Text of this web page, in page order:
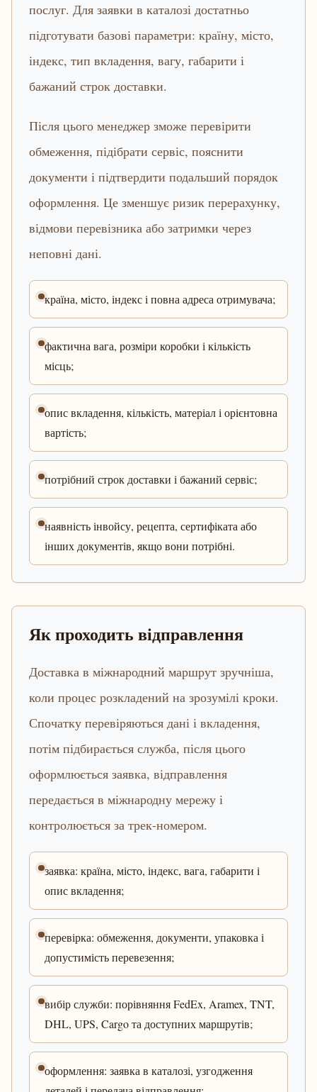
послуг. Для заявки в каталозі достатньо
підготувати базові параметри: країну, місто,
індекс, тип вкладення, вагу, габарити і
бажаний строк доставки.
Після цього менеджер зможе перевірити
обмеження, підібрати сервіс, пояснити
документи і підтвердити подальший порядок
оформлення. Це зменшує ризик перерахунку,
відмови перевізника або затримки через
неповні дані.
країна, місто, індекс і повна адреса отримувача;
фактична вага, розміри коробки і кількість
місць;
опис вкладення, кількість, матеріал і орієнтовна
вартість;
потрібний строк доставки і бажаний сервіс;
наявність інвойсу, рецепта, сертифіката або
інших документів, якщо вони потрібні.
Як проходить відправлення
Доставка в міжнародний маршрут зручніша,
коли процес розкладений на зрозумілі кроки.
Спочатку перевіряються дані і вкладення,
потім підбирається служба, після цього
оформлюється заявка, відправлення
передається в міжнародну мережу і
контролюється за трек-номером.
заявка: країна, місто, індекс, вага, габарити і
опис вкладення;
перевірка: обмеження, документи, упаковка і
допустимість перевезення;
вибір служби: порівняння FedEx, Aramex, TNT,
DHL, UPS, Cargo та доступних маршрутів;
оформлення: заявка в каталозі, узгодження